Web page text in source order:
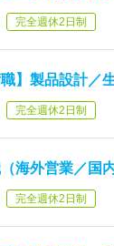
完全週休2日制
職】製品設計／
完全週休2日制
海外営業／国内
完全週休2日制